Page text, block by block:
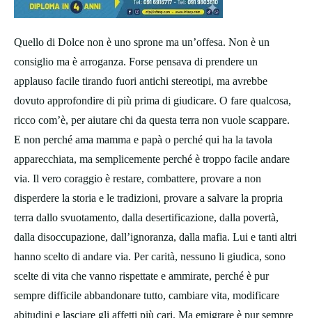
Quello di Dolce non è uno sprone ma un’offesa. Non è un
consiglio ma è arroganza. Forse pensava di prendere un
applauso facile tirando fuori antichi stereotipi, ma avrebbe
dovuto approfondire di più prima di giudicare. O fare qualcosa,
ricco com’è, per aiutare chi da questa terra non vuole scappare.
E non perché ama mamma e papà o perché qui ha la tavola
apparecchiata, ma semplicemente perché è troppo facile andare
via. Il vero coraggio è restare, combattere, provare a non
disperdere la storia e le tradizioni, provare a salvare la propria
terra dallo svuotamento, dalla desertificazione, dalla povertà,
dalla disoccupazione, dall’ignoranza, dalla mafia. Lui e tanti altri
hanno scelto di andare via. Per carità, nessuno li giudica, sono
scelte di vita che vanno rispettate e ammirate, perché è pur
sempre difficile abbandonare tutto, cambiare vita, modificare
abitudini e lasciare gli affetti più cari. Ma emigrare è pur sempre